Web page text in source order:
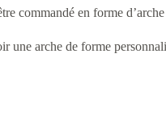
commandé en forme
une arche de forme